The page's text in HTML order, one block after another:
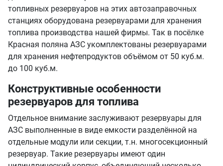
топливных резервуаров на этих автозаправочных
станциях оборудована резервуарами для хранения
топлива производства нашей фирмы. Так в посёлке
Красная поляна АЗС укомплектованы резервуарами
для хранения нефтепродуктов объёмом от 50 куб.м.
до 100 куб.м.
Конструктивные особенности
резервуаров для топлива
Отдельное внимание заслуживают резервуары для
АЗС выполненные в виде емкости разделённой на
отдельные модули или секции, т.н. многосекционный
резервуар. Такие резервуары имеют один